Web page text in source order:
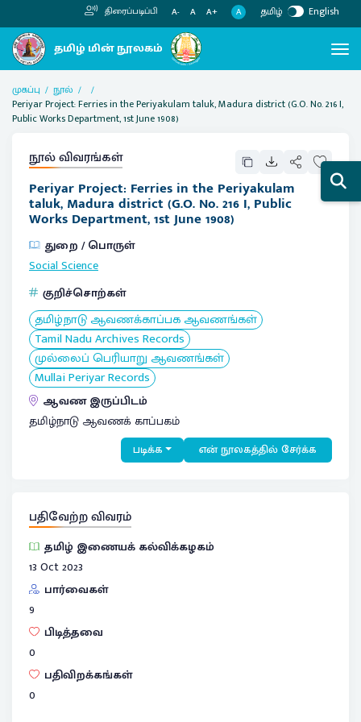
திரைப்படிப்பி A- A A+ A தமிழ் English
முகப்பு
நூல்
Periyar Project: Ferries in the Periyakulam taluk, Madura district (G.O. No. 216 I,
Public Works Department, 1st June 1908)
நூல் விவரங்கள்
Periyar Project: Ferries in the Periyakulam
taluk, Madura district (G.O. No. 216 I, Public
Works Department, 1st June 1908)
துறை / பொருள்
Social Science
குறிச்சொற்கள்
தமிழ்நாடு ஆவணக்காப்பக ஆவணங்கள்
Tamil Nadu Archives Records
முல்லைப் பெரியாறு ஆவணங்கள்
Mullai Periyar Records
ஆவண இருப்பிடம்
தமிழ்நாடு ஆவணக் காப்பகம்
படிக்க என் நூலகத்தில் சேர்க்க
பதிவேற்ற விவரம்
தமிழ் இணையக் கல்விக்கழகம்
13 Oct 2023
பார்வைகள்
9
பிடித்தவை
0
பதிவிறக்கங்கள்
0